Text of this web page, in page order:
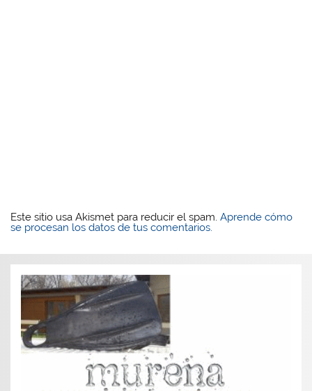
Este sitio usa Akismet para reducir el spam.Aprende cómo
se procesan los datos de tus comentarios.